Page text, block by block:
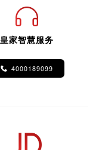
皇家智慧服务
4000189099